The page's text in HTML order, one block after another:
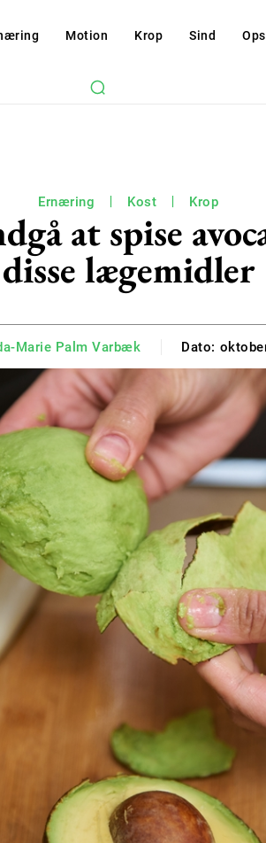
Motion Krop Sind
Ernæring Kost Krop
at spise
disse lægemidler
Marie Palm Varbæk Dato: